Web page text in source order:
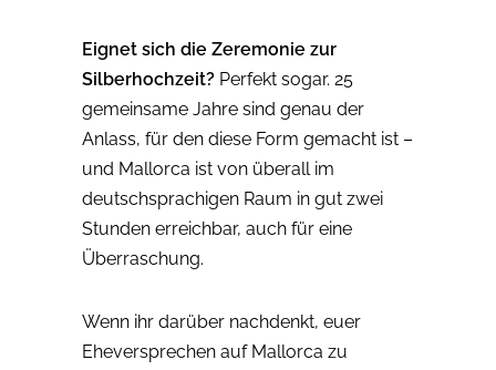
Eignet sich die Zeremonie zur
Silberhochzeit? Perfekt sogar. 25
gemeinsame Jahre sind genau der
Anlass, für den diese Form gemacht ist –
und Mallorca ist von überall im
deutschsprachigen Raum in gut zwei
Stunden erreichbar, auch für eine
Überraschung.
Wenn ihr darüber nachdenkt, euer
Eheversprechen auf Mallorca zu